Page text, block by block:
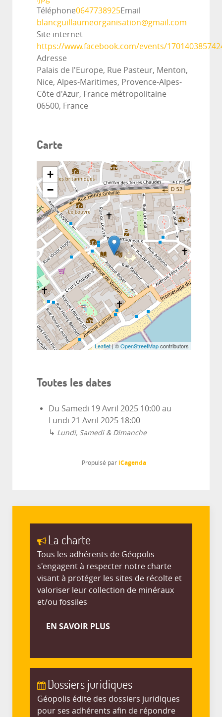
Téléphone0647738925Email
blancguillaumeorganisation@gmail.com
Site internet
https://www.facebook.com/events/
Adresse
Palais de l'Europe, Rue Pasteur, Menton,
Nice, Alpes-Maritimes, Provence-Alpes-
Côte d'Azur, France métropolitaine
06500, France
Carte
+
−
Leaflet| ©OpenStreetMapcontributors
Toutes les dates
Du Samedi 19 Avril 2025 10:00 au
Lundi 21 Avril 2025 18:00
↳ Lundi, Samedi & Dimanche
Propulsé par iCagenda
La charte
Tous les adhérents de Géopolis
s'engagent à respecter notre charte
visant à protéger les sites de récolte et
valoriser leur collection de minéraux
et/ou fossiles
EN SAVOIR PLUS
Dossiers juridiques
Géopolis édite des dossiers juridiques
pour ses adhérents afin de répondre